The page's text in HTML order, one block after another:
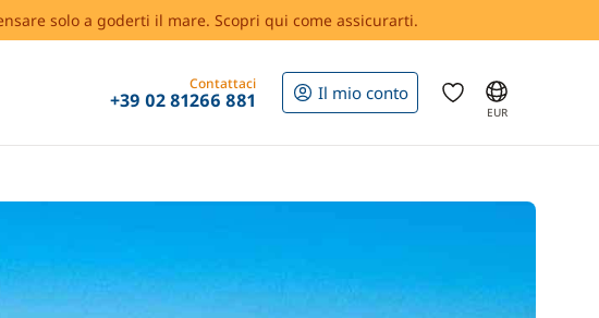
solo a goderti il mare. Scopri qui come assicurarti.
Contattaci
+39 02 81266 881 Il mio conto
EUR